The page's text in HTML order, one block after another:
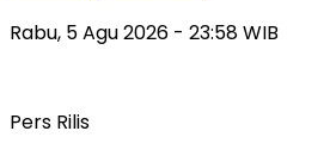
Rabu, 5 Agu 2026 - 23:58 WIB
Pers Rilis